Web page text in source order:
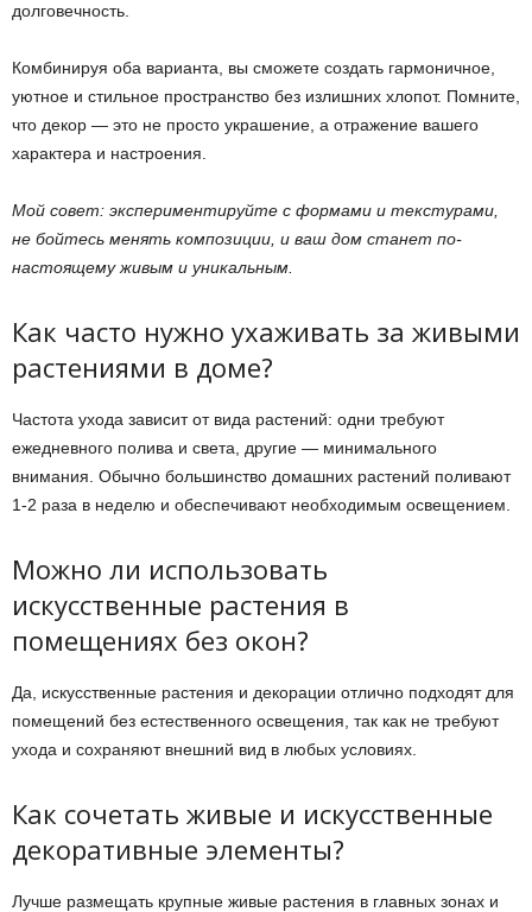
долговечность.
Комбинируя оба варианта, вы сможете создать гармоничное,
уютное и стильное пространство без излишних хлопот. Помните,
что декор — это не просто украшение, а отражение вашего
характера и настроения.
Мой совет: экспериментируйте с формами и текстурами,
не бойтесь менять композиции, и ваш дом станет по-
настоящему живым и уникальным.
Как часто нужно ухаживать за живыми
растениями в доме?
Частота ухода зависит от вида растений: одни требуют
ежедневного полива и света, другие — минимального
внимания. Обычно большинство домашних растений поливают
1-2 раза в неделю и обеспечивают необходимым освещением.
Можно ли использовать
искусственные растения в
помещениях без окон?
Да, искусственные растения и декорации отлично подходят для
помещений без естественного освещения, так как не требуют
ухода и сохраняют внешний вид в любых условиях.
Как сочетать живые и искусственные
декоративные элементы?
Лучше размещать крупные живые растения в главных зонах и